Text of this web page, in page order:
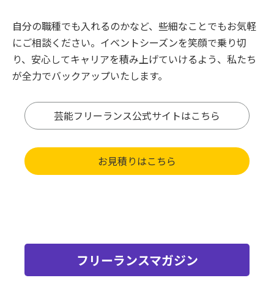
自分の職種でも入れるのかなど、些細なことでもお気軽
にご相談ください。イベントシーズンを笑顔で乗り切
り、安心してキャリアを積み上げていけるよう、私たち
が全力でバックアップいたします。
芸能フリーランス公式サイトはこちら
お見積りはこちら
フリーランスマガジン